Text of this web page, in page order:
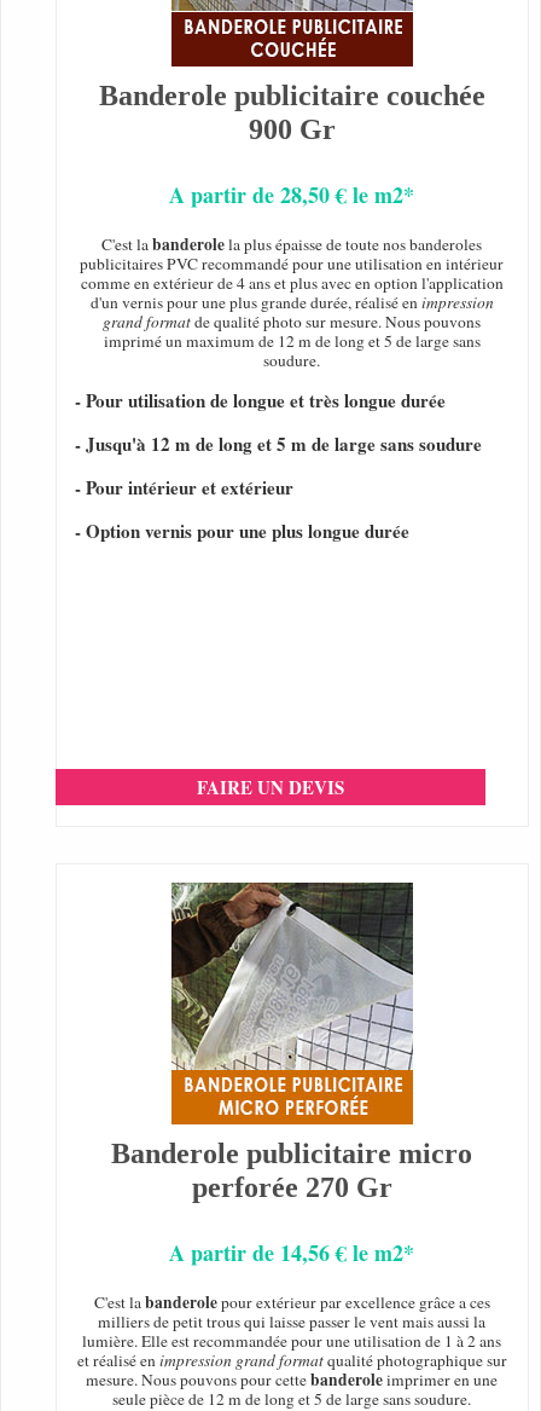
Banderole publicitaire couchée
900 Gr
A partir de 28,50 € le m2*
C'est labanderolela plus épaisse de toute nos banderoles
publicitaires PVC recommandé pour une utilisation en intérieur
comme en extérieur de 4 ans et plus avec en option l'application
d'un vernis pour une plus grande durée, réalisé enimpression
grand formatde qualité photo sur mesure. Nous pouvons
imprimé un maximum de 12 m de long et 5 de large sans
soudure.
- Pour utilisation de longue et très longue durée
- Jusqu'à 12 m de long et 5 m de large sans soudure
- Pour intérieur et extérieur
- Option vernis pour une plus longue durée
FAIRE UN DEVIS
Banderole publicitaire micro
perforée 270 Gr
A partir de 14,56 € le m2*
C'est labanderolepour extérieur par excellence grâce a ces
milliers de petit trous qui laisse passer le vent mais aussi la
lumière. Elle est recommandée pour une utilisation de 1 à 2 ans
et réalisé enimpression grand formatqualité photographique sur
mesure. Nous pouvons pour cettebanderoleimprimer en une
seule pièce de 12 m de long et 5 de large sans soudure.